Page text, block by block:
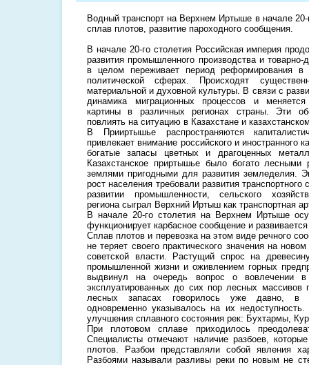
Водный транспорт на Верхнем Иртыше в начале 20-
сплав плотов, развитие пароходного сообщения.
В начале 20-го столетия Российская империя
развития промышленного производства и
в целом переживает период реформирования в
политической сферах. Происходят
материальной и духовной культуры. В связи с
динамика миграционных процессов и
картины в различных регионах страны. Эти
повлиять на ситуацию в Казахстане и
В Прииртышье распространяются
привлекает внимание российского и иностранного
богатые запасы цветных и драгоценных
Казахстанское приртышье было богато
землями пригодными для развития земледелия.
рост населения требовали развития
развитии промышленности, сельского
региона сыграл Верхний Иртыш как транспортная
В начале 20-го столетия на Верхнем Иртыше
функционирует карбасное сообщение и
Сплав плотов и перевозка на этом виде речного
не теряет своего практического значения на
советской власти. Растущий спрос на
промышленной жизни и оживлением горных
выдвинул на очередь вопрос о вовлечении в
эксплуатированных до сих пор лесных массивов
лесных запасах говорилось уже давно, в
одновременно указывалось на их
улучшения сплавного состояния рек: Бухтармы,
При плотовом сплаве приходилось
Специалисты отмечают наличие разбоев,
плотов. Разбои представляли собой явления
Разбоями называли разливы реки по новым не